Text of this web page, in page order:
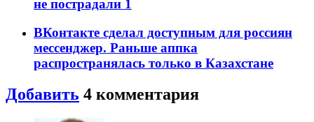
не пострадали 1
ВКонтакте сделал доступным для россиян
мессенджер. Раньше аппка
распространялась только в Казахстане
Добавить 4 комментария